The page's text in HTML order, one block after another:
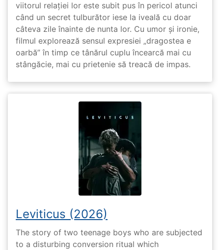
viitorul relației lor este subit pus în pericol atunci
când un secret tulburător iese la iveală cu doar
câteva zile înainte de nunta lor. Cu umor și ironie,
filmul explorează sensul expresiei „dragostea e
oarbă” în timp ce tânărul cuplu încearcă mai cu
stângăcie, mai cu prietenie să treacă de impas.
Leviticus (2026)
The story of two teenage boys who are subjected
to a disturbing conversion ritual which